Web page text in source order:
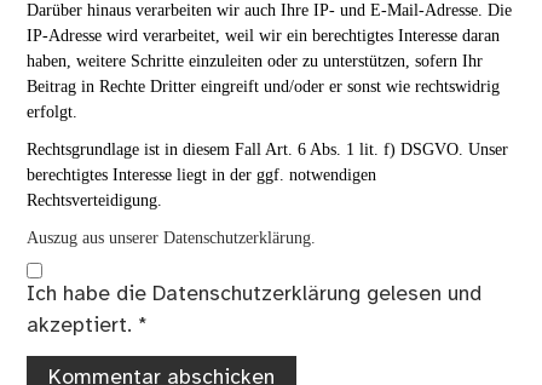
Darüber hinaus verarbeiten wir auch Ihre IP- und E-Mail-Adresse. Die
IP-Adresse wird verarbeitet, weil wir ein berechtigtes Interesse daran
haben, weitere Schritte einzuleiten oder zu unterstützen, sofern Ihr
Beitrag in Rechte Dritter eingreift und/oder er sonst wie rechtswidrig
erfolgt.
Rechtsgrundlage ist in diesem Fall Art. 6 Abs. 1 lit. f) DSGVO. Unser
berechtigtes Interesse liegt in der ggf. notwendigen
Rechtsverteidigung.
Auszug aus unserer Datenschutzerklärung.
Ich habe die Datenschutzerklärung gelesen und
akzeptiert. *